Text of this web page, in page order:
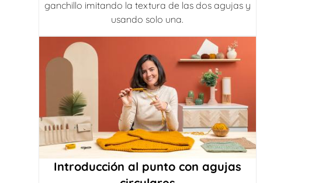
ganchillo imitando la textura de las dos agujas y
usando solo una.
Introducción al punto con agujas